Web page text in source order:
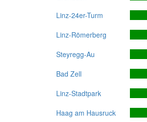
Linz-24er-Turm
Linz-Römerberg
Steyregg-Au
Bad Zell
Linz-Stadtpark
Haag am Hausruck